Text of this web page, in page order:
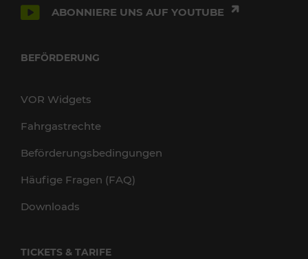
ABONNIERE UNS AUF YOUTUBE
BEFÖRDERUNG
VOR Widgets
Fahrgastrechte
Beförderungsbedingungen
Häufige Fragen (FAQ)
Downloads
TICKETS & TARIFE